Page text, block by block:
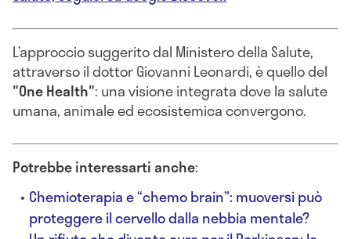
L’approccio suggerito dal Ministero della Salute,
attraverso il dottor Giovanni Leonardi, è quello del
"One Health": una visione integrata dove la salute
umana, animale ed ecosistemica convergono.
Potrebbe interessarti anche:
Chemioterapia e “chemo brain”: muoversi può
proteggere il cervello dalla nebbia mentale?